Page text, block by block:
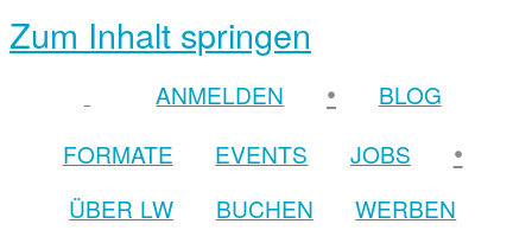
Zum Inhalt springen
ANMELDEN •
BLOG
FORMATE
EVENTS JOBS •
ÜBER LW BUCHEN
WERBEN